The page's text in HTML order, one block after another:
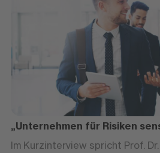
„Unternehmen für Risiken
Im Kurzinterview spricht Prof.